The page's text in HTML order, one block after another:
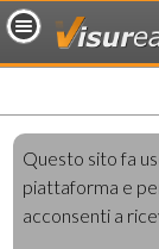
Questo sito fa
piattaforma e
acconsenti a